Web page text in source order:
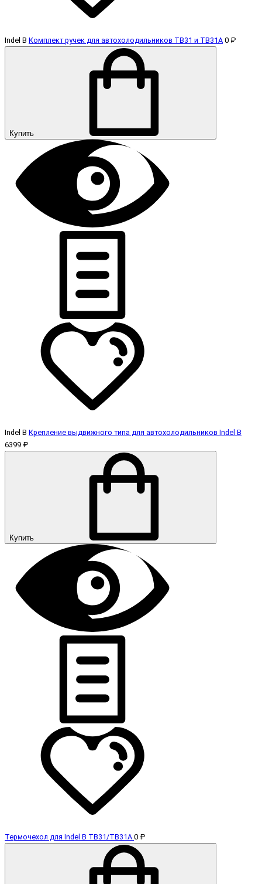
Indel B Комплект ручек для автохолодильников TB31 и TB31А 0 ₽
Купить
Indel B Крепление выдвижного типа для автохолодильников Indel B
6399 ₽
Купить
Термочехол для Indel B TB31/TB31A 0 ₽